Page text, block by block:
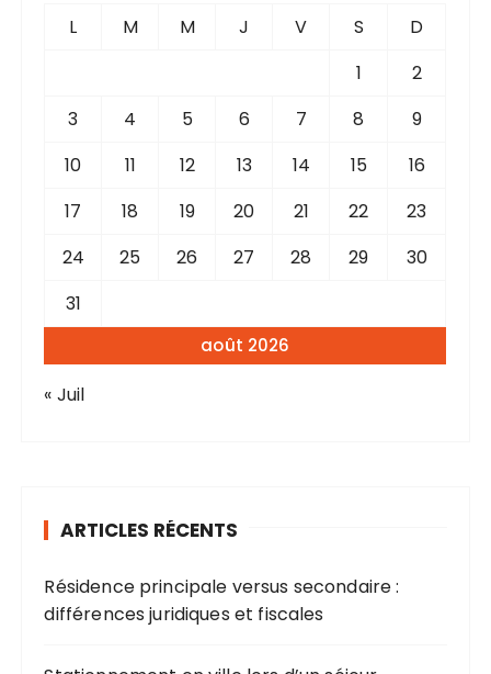
août 2026
L M M J V S
D
1
2
3
4 5 6 7 8
9
10
11 12 13 14 15
16
17
18 19 20 21 22
23
24
25 26 27 28 29
30
31
« Juil
ARTICLES RÉCENTS
Résidence principale versus secondaire :
différences juridiques et fiscales